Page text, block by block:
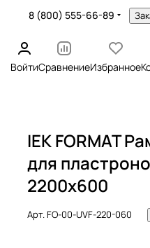
8 (800) 555-66-89
ВойтиСравнениеИзбранное
IEK FORMAT
для
2200х600
Арт.FO-00-UVF-220-060